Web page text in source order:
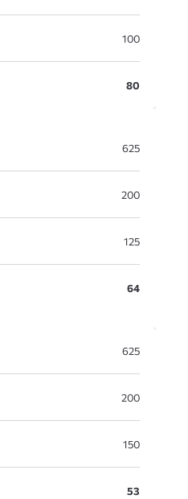
100
80
625
200
125
64
625
200
150
53